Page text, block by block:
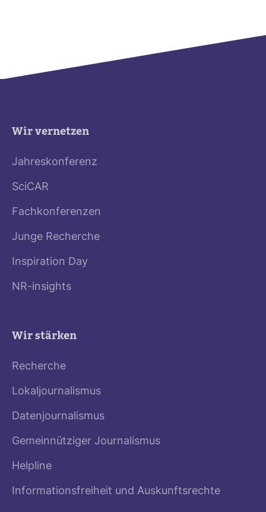
Wir vernetzen
Jahreskonferenz
SciCAR
Fachkonferenzen
Junge Recherche
Inspiration Day
NR-insights
Wir stärken
Recherche
Lokaljournalismus
Datenjournalismus
Gemeinnütziger Journalismus
Helpline
Informationsfreiheit und Auskunftsrechte